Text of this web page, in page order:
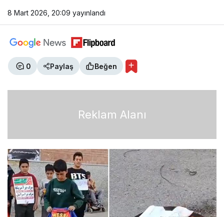
8 Mart 2026, 20:09 yayınlandı
0 Paylaş Beğen
Reklam Alanı